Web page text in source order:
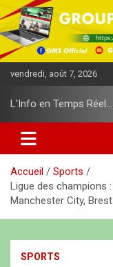
l
l
e
r
o
t
vendredi, août 7, 2026
L'Info en Temps Réel…
Accueil
Sports
Ligue des champions
Manchester City,
SPORTS